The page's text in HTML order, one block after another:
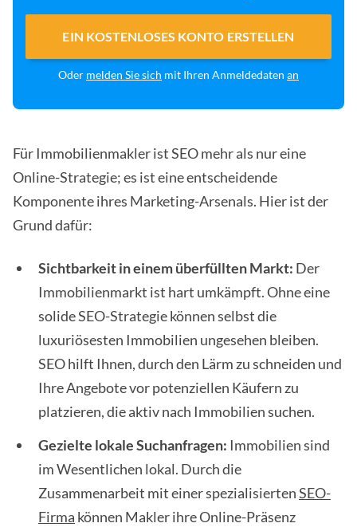
EIN KOSTENLOSES KONTO ERSTELLEN
Oder melden Sie sich mit Ihren Anmeldedaten an
Für Immobilienmakler ist SEO mehr als nur eine
Online-Strategie; es ist eine entscheidende
Komponente ihres Marketing-Arsenals. Hier ist der
Grund dafür:
Sichtbarkeit in einem überfüllten Markt: Der
Immobilienmarkt ist hart umkämpft. Ohne eine
solide SEO-Strategie können selbst die
luxuriösesten Immobilien ungesehen bleiben.
SEO hilft Ihnen, durch den Lärm zu schneiden und
Ihre Angebote vor potenziellen Käufern zu
platzieren, die aktiv nach Immobilien suchen.
Gezielte lokale Suchanfragen: Immobilien sind
im Wesentlichen lokal. Durch die
Zusammenarbeit mit einer spezialisiertenSEO-
Firma können Makler ihre Online-Präsenz